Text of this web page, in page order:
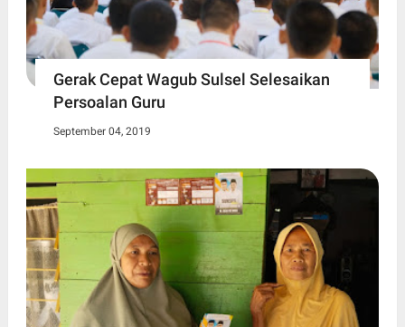
Gerak Cepat Wagub Sulsel Selesaikan
Persoalan Guru
September 04, 2019